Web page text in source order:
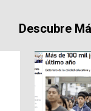
Descubre